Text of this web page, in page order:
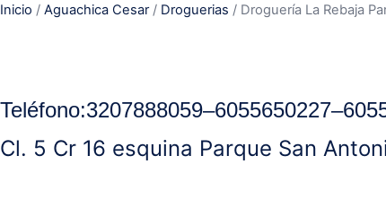
Inicio / Aguachica Cesar/ Droguerias / Droguería La Rebaja
Teléfono:3207888059–6055650227–
Cl. 5 Cr 16 esquina Parque San